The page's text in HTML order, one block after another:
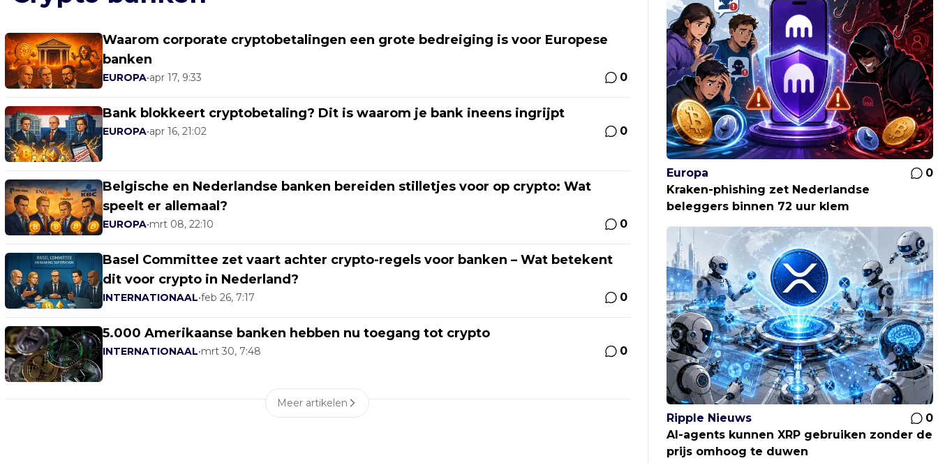
Waarom corporate cryptobetalingen een grote bedreiging is voor Europese
banken
EUROPA•apr 17, 9:33 0
Bank blokkeert cryptobetaling? Dit is waarom je bank ineens ingrijpt
EUROPA•apr 16, 21:02 0
Belgische en Nederlandse banken bereiden stilletjes voor op crypto: Wat
speelt er allemaal?
EUROPA•mrt 08, 22:10 0
Basel Committee zet vaart achter crypto-regels voor banken – Wat betekent
dit voor crypto in Nederland?
INTERNATIONAAL•feb 26, 7:17 0
5.000 Amerikaanse banken hebben nu toegang tot crypto
INTERNATIONAAL•mrt 30, 7:48 0
Meer artikelen
Europa
0
Kraken-phishing zet Nederlandse
beleggers binnen 72 uur klem
Ripple Nieuws
0
AI-agents kunnen XRP gebruiken zonder de
prijs omhoog te duwen